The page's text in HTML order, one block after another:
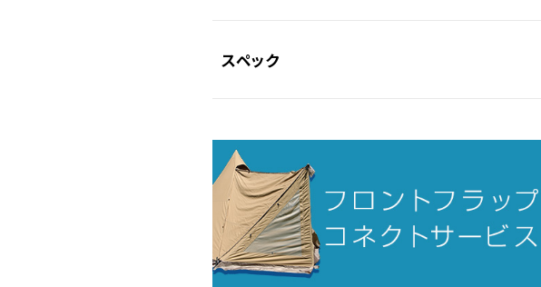
スペック
素材
〇ウォール
ポリエステル/コットン混紡生地（TC）（撥
〇マッドスカート
ポリエステルリップストップ150D
〇メッシュ
ポリエステル